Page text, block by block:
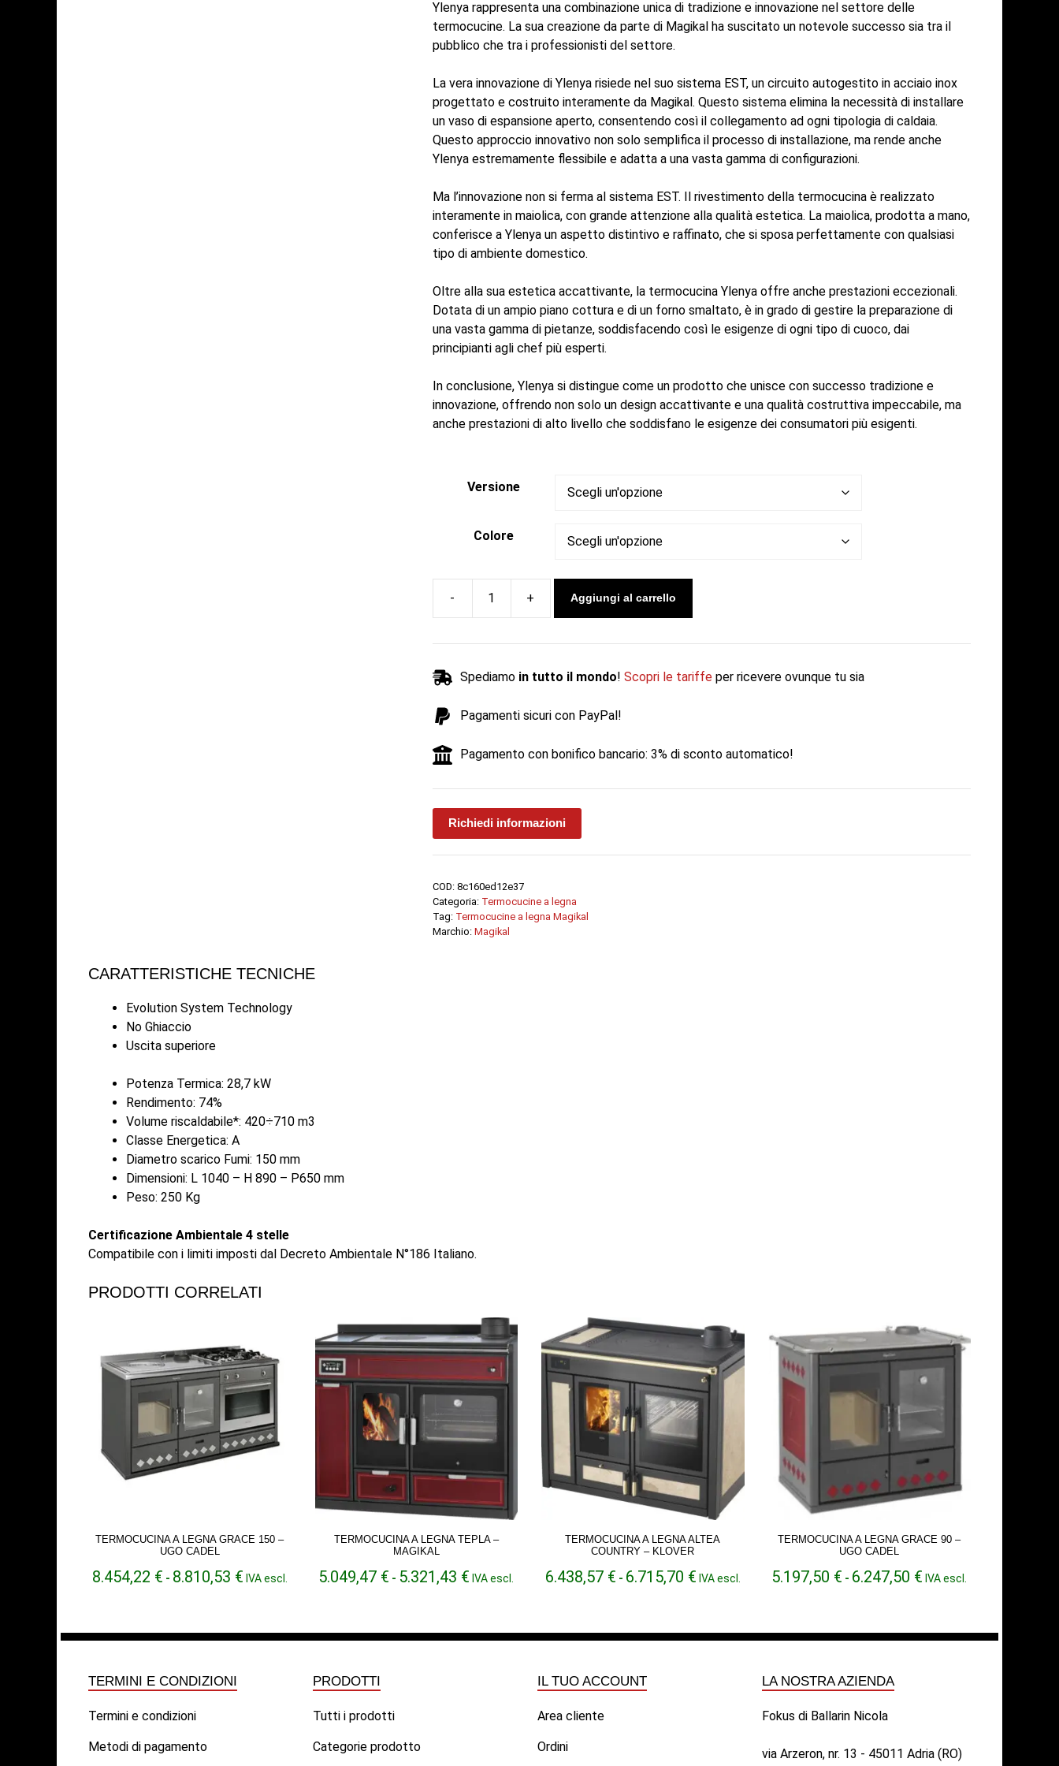
da
4.336,84 €
4.571,80 €
Ylenya rappresenta una combinazione unica di tradizione e innovazione nel settore delle
termocucine. La sua creazione da parte di Magikal ha suscitato un notevole successo sia tra il
pubblico che tra i professionisti del settore.
La vera innovazione di Ylenya risiede nel suo sistema EST, un circuito autogestito in acciaio inox
progettato e costruito interamente da Magikal. Questo sistema elimina la necessità di installare
un vaso di espansione aperto, consentendo così il collegamento ad ogni tipologia di caldaia.
Questo approccio innovativo non solo semplifica il processo di installazione, ma rende anche
Ylenya estremamente flessibile e adatta a una vasta gamma di configurazioni.
Ma l’innovazione non si ferma al sistema EST. Il rivestimento della termocucina è realizzato
interamente in maiolica, con grande attenzione alla qualità estetica. La maiolica, prodotta a mano,
conferisce a Ylenya un aspetto distintivo e raffinato, che si sposa perfettamente con qualsiasi
tipo di ambiente domestico.
Oltre alla sua estetica accattivante, la termocucina Ylenya offre anche prestazioni eccezionali.
Dotata di un ampio piano cottura e di un forno smaltato, è in grado di gestire la preparazione di
una vasta gamma di pietanze, soddisfacendo così le esigenze di ogni tipo di cuoco, dai
principianti agli chef più esperti.
In conclusione, Ylenya si distingue come un prodotto che unisce con successo tradizione e
innovazione, offrendo non solo un design accattivante e una qualità costruttiva impeccabile, ma
anche prestazioni di alto livello che soddisfano le esigenze dei consumatori più esigenti.
Versione
Colore
Termocucina
legna
-
quantità
Aggiungi al carrello
Spediamo in tutto il mondo! Scopri le tariffeper ricevere ovunque tu sia
Pagamenti sicuri con PayPal!
Pagamento con bonifico bancario: 3% di sconto automatico!
Richiedi informazioni
COD: 8c160ed12e37
Categoria: Termocucine a legna
Tag: Termocucine a legna Magikal
Marchio: Magikal
CARATTERISTICHE TECNICHE
Evolution System Technology
No Ghiaccio
Uscita superiore
Potenza Termica: 28,7 kW
Rendimento: 74%
Volume riscaldabile*: 420÷710 m3
Classe Energetica: A
Diametro scarico Fumi: 150 mm
Dimensioni: L 1040 – H 890 – P650 mm
Peso: 250 Kg
Certificazione Ambientale 4 stelle
Compatibile con i limiti imposti dal Decreto Ambientale N°186 Italiano.
PRODOTTI CORRELATI
TERMOCUCINA A LEGNA GRACE 150 –
UGO CADEL
8.454,22 € - 8.810,53 €Fascia
8.454,22 €
IVA escl.
TERMOCUCINA A LEGNA TEPLA –
MAGIKAL
5.049,47 € - 5.321,43 € Fascia
5.049,47 €
IVA escl.
TERMOCUCINA A LEGNA ALTEA
COUNTRY – KLOVER
6.438,57 € - 6.715,70 €Fascia
6.438,57 €
IVA escl.
TERMOCUCINA A LEGNA GRACE 90 –
UGO CADEL
5.197,50 € - 6.247,50 € Fascia
5.197,50 €
IVA escl.
TERMINI E CONDIZIONI
Termini e condizioni
Metodi di pagamento
PRODOTTI
Tutti i prodotti
Categorie prodotto
IL TUO ACCOUNT
Area cliente
Ordini
LA NOSTRA AZIENDA
Fokus di Ballarin Nicola
via Arzeron, nr. 13 - 45011 Adria (RO)